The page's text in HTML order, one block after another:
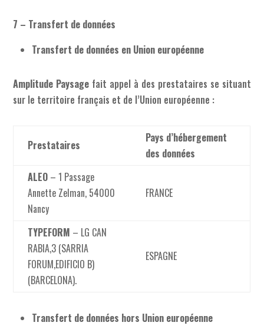
7 – Transfert de données
Transfert de données en Union européenne
Amplitude Paysage fait appel à des prestataires se situant
sur le territoire français et de l’Union européenne :
Prestataires
Pays d’hébergement
des données
ALEO – 1 Passage
Annette Zelman, 54000
Nancy
FRANCE
TYPEFORM – LG CAN
RABIA,3 (SARRIA
FORUM,EDIFICIO B)
(BARCELONA).
ESPAGNE
Transfert de données hors Union européenne